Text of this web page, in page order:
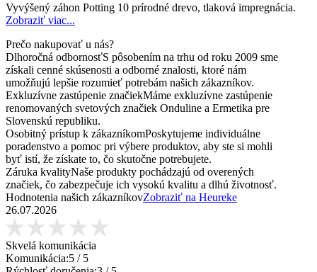
Vyvýšený záhon Potting 10 prírodné drevo, tlaková impregnácia.
Zobraziť viac...
Prečo nakupovať u nás?
Dlhoročná odbornosťS pôsobením na trhu od roku 2009 sme
získali cenné skúsenosti a odborné znalosti, ktoré nám
umožňujú lepšie rozumieť potrebám našich zákazníkov.
Exkluzívne zastúpenie značiekMáme exkluzívne zastúpenie
renomovaných svetových značiek Onduline a Ermetika pre
Slovenskú republiku.
Osobitný prístup k zákazníkomPoskytujeme individuálne
poradenstvo a pomoc pri výbere produktov, aby ste si mohli
byť istí, že získate to, čo skutočne potrebujete.
Záruka kvalityNaše produkty pochádzajú od overených
značiek, čo zabezpečuje ich vysokú kvalitu a dlhú životnosť.
Hodnotenia našich zákazníkovZobraziť na Heureke
26.07.2026
Skvelá komunikácia
Komunikácia:5 / 5